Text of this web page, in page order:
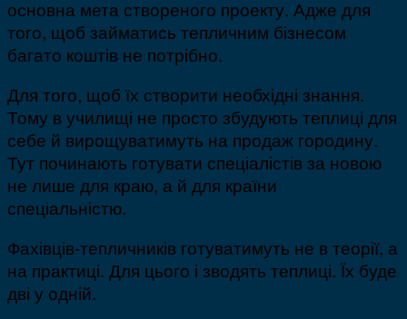
основна мета створеного проекту. Адже для
того, щоб займатись тепличним бізнесом
багато коштів не потрібно.
Для того, щоб їх створити необхідні знання.
Тому в училищі не просто збудують теплиці для
себе й вирощуватимуть на продаж городину.
Тут починають готувати спеціалістів за новою
не лише для краю, а й для країни
спеціальністю.
Фахівців-тепличників готуватимуть не в теорії, а
на практиці. Для цього і зводять теплиці. Їх буде
дві у одній.